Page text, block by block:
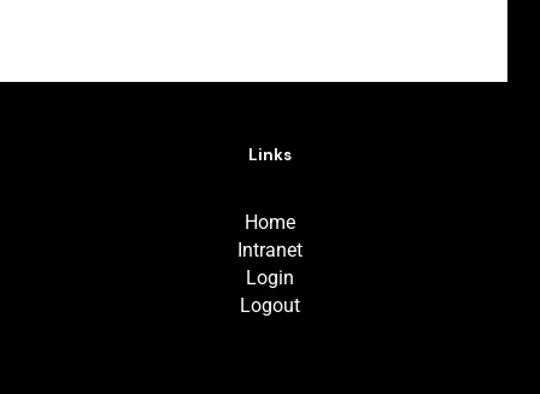
Links
Home
Intranet
Login
Logout